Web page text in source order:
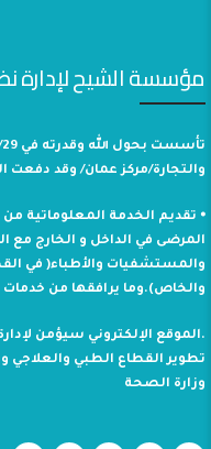
مؤسسة الشيح لإدارة
والتجارة/مركز عمان/ وقد
⦁ تقديم الخدمة المعلوماتية
المرضى في الداخل و الخارج مع
والمستشفيات والأطباء( في
والخاص).وما يرافقها من
.الموقع الإلكتروني سيؤمن
تطوير القطاع الطبي والعلاجي
وزارة الصحة